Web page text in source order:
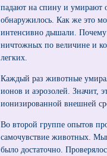
падают на спину и умирают
обнаружилось. Как же это
интенсивно дышали. Почему
ничтожных по величине и
легких.
Каждый раз животные
ионов и аэрозолей. Значит,
ионизированной внешней
Во второй группе опытов
самочувствие животных.
было достаточно.